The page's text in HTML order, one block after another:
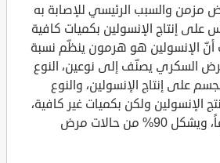
والسبب الرئيسي للإصابة به
على إنتاج الإنسولين بكميات كافية
الإنسولين هو هرمون ينظّم نسبة
السكري يصنّف إلى نوعين، النوع
على إنتاج الإنسولين، والنوع
الإنسولين ولكن بكميات غير كافية،
وهو النوع الأكثر شيوعاً، ويشكل 90% من حالات مرض